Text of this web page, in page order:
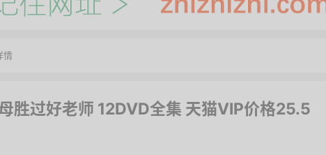
情
胜过好老师 12DVD全集 天猫VIP价格25.5